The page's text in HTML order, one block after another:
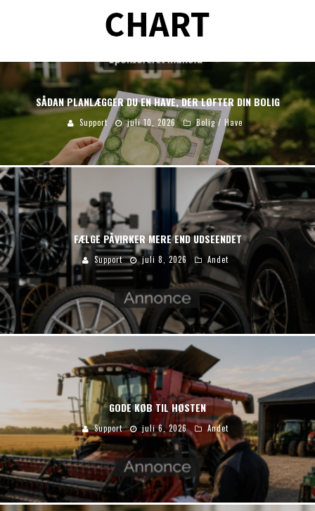
SÅDAN PLANLÆGGER DU EN HAVE, DER LØFTER DIN BOLIG
Support juli 10, 2026 Bolig / Have
FÆLGE PÅVIRKER MERE END UDSEENDET
Support juli 8, 2026 Andet
GODE KØB TIL HØSTEN
Support juli 6, 2026 Andet